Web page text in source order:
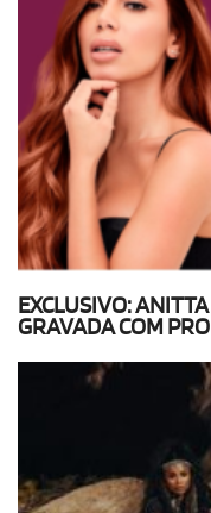
EXCLUSIVO:
GRAVADA COM